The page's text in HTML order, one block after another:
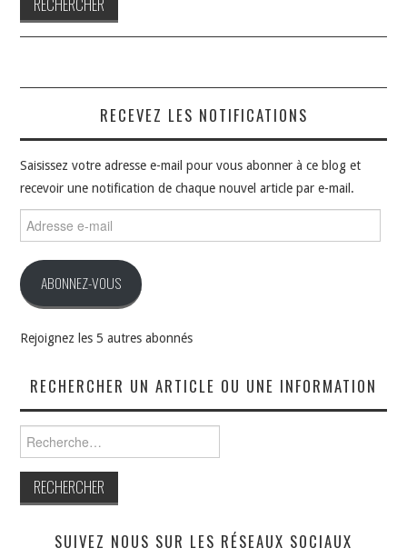
RECEVEZ LES NOTIFICATIONS
Saisissez votre adresse e-mail pour vous abonner à ce blog et
recevoir une notification de chaque nouvel article par e-mail.
e-
ABONNEZ-VOUS
Rejoignez les 5 autres abonnés
RECHERCHER UN ARTICLE OU UNE INFORMATION
SUIVEZ NOUS SUR LES RÉSEAUX SOCIAUX